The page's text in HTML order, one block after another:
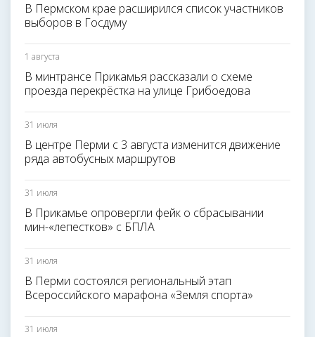
В Пермском крае расширился список участников
выборов в Госдуму
1 августа
В минтрансе Прикамья рассказали о схеме
проезда перекрёстка на улице Грибоедова
31 июля
В центре Перми с 3 августа изменится движение
ряда автобусных маршрутов
31 июля
В Прикамье опровергли фейк о сбрасывании
мин-«лепестков» с БПЛА
31 июля
В Перми состоялся региональный этап
Всероссийского марафона «Земля спорта»
31 июля